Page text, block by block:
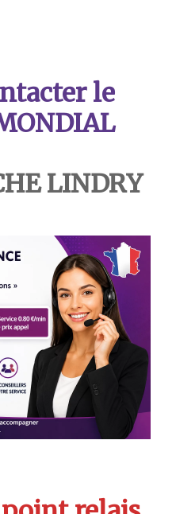
le
LINDRY